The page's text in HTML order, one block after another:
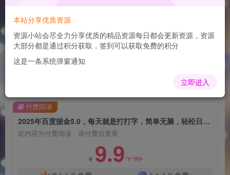
2025年百度据金5.0，每天就是打打字，简单无
脑，轻松日入几张，有百度做背书可长期发展的蓝
海项目
admin
2025年百度据金5.0，每天就是打打字，简单无脑，轻松日入几张，有百度做背书可长期发展的蓝海项目
此内容为付费阅读，请付费后查看
￥ 9.9￥99
付费阅读
本站分享优质资源
资源小站会尽全力分享优质的精品资源每日都会更新资源，资源
大部分都是通过积分获取，签到可以获取免费的积分
这是一条系统弹窗通知
立即进入